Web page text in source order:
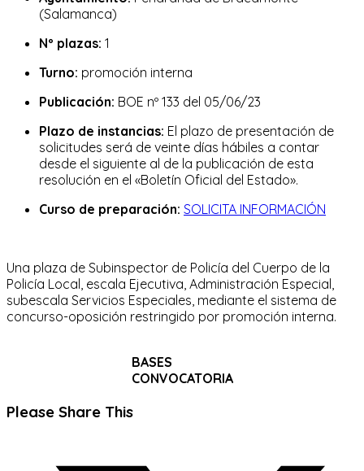
entrada:
(Salamanca)
Nº plazas: 1
Turno: promoción interna
Publicación: BOE nº 133 del 05/06/23
Plazo de instancias: El plazo de presentación de
solicitudes será de veinte días hábiles a contar
desde el siguiente al de la publicación de esta
resolución en el «Boletín Oficial del Estado».
Curso de preparación: SOLICITA INFORMACIÓN
Una plaza de Subinspector de Policía del Cuerpo de la
Policía Local, escala Ejecutiva, Administración Especial,
subescala Servicios Especiales, mediante el sistema de
concurso-oposición restringido por promoción interna.
BASES
CONVOCATORIA
Please Share ThisCompartir